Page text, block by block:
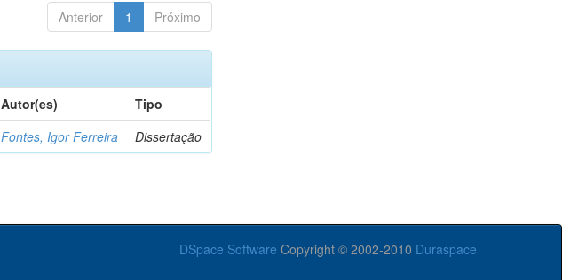
Anterior 1 Próximo
Autor(es)
Tipo
Fontes, Igor Ferreira Dissertação
DSpace Software Copyright © 2002-2010 Duraspace